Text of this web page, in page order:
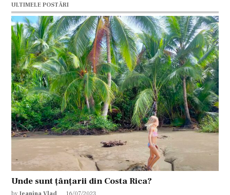
ULTIMELE POSTĂRI
Unde sunt țânțarii din Costa Rica?